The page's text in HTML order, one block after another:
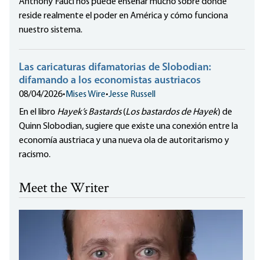
reside realmente el poder en América y cómo funciona
nuestro sistema.
Las caricaturas difamatorias de Slobodian:
difamando a los economistas austriacos
08/04/2026• Mises Wire•Jesse Russell
En el libro Hayek’s Bastards(Los bastardos de Hayek) de
Quinn Slobodian, sugiere que existe una conexión entre la
economía austriaca y una nueva ola de autoritarismo y
racismo.
Meet the Writer